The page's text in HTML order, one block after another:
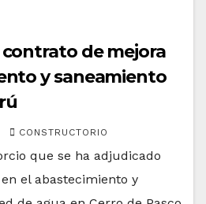
de mejora
y saneamiento
CONSTRUCTORIO
que se ha adjudicado
el abastecimiento y